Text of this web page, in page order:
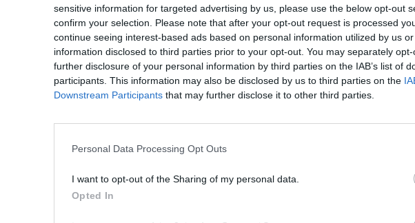
sensitive information for targeted advertising by us, please use the below opt-out
confirm your selection. Please note that after your opt-out request is processed
continue seeing interest-based ads based on personal information utilized by us
information disclosed to third parties prior to your opt-out. You may separately
further disclosure of your personal information by third parties on the IAB’s list of
participants. This information may also be disclosed by us to third parties on the
Downstream Participants that may further disclose it to other third parties.
Personal Data Processing Opt Outs
I want to opt-out of the Sharing of my personal data.
Opted In
Ben Petterman 10 de septiembre de 2024
prácticamente había excluido a la organización y sus